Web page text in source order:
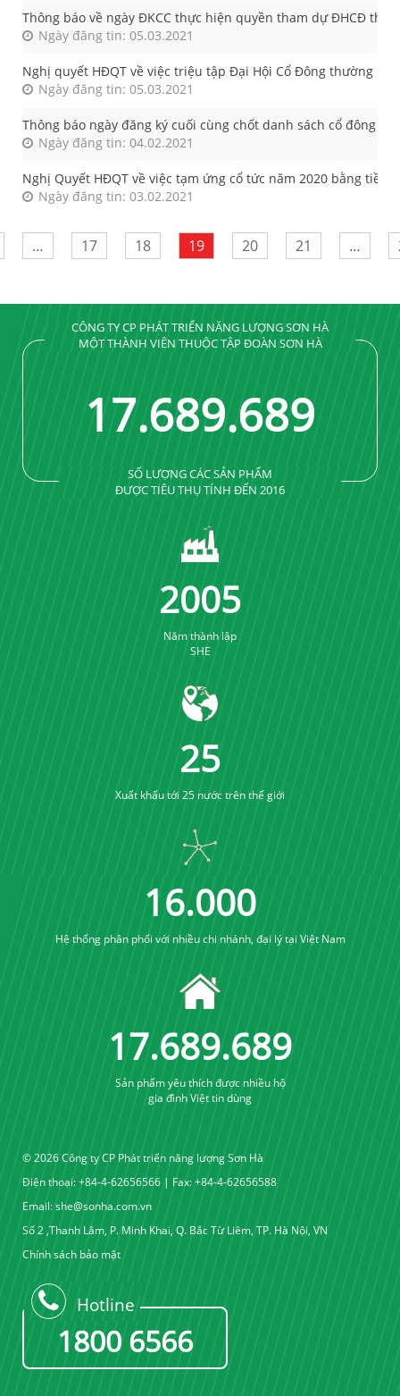
Thông báo về ngày ĐKCC thực hiện quyền tham dự ĐHCĐ
Ngày đăng tin: 05.03.2021
Nghị quyết HĐQT về việc triệu tập Đại Hội Cổ Đông thường
Ngày đăng tin: 05.03.2021
Thông báo ngày đăng ký cuối cùng chốt danh sách cổ đông
Ngày đăng tin: 04.02.2021
Nghị Quyết HĐQT về việc tạm ứng cổ tức năm 2020 bằng tiền
Ngày đăng tin: 03.02.2021
… 17 18 19 20 21 …
CÔNG TY CP PHÁT TRIỂN NĂNG LƯỢNG SƠN HÀ
MỘT THÀNH VIÊN THUỘC TẬP ĐOÀN SƠN HÀ
17.689.689
SỐ LƯỢNG CÁC SẢN PHẨM
ĐƯỢC TIÊU THỤ TÍNH ĐẾN 2016
2005
Năm thành lập
SHE
25
Xuất khẩu tới 25 nước trên thế giới
16.000
Hệ thống phân phối với nhiều chi nhánh, đại lý tại Việt Nam
17.689.689
Sản phẩm yêu thích được nhiều hộ
gia đình Việt tin dùng
© 2026 Công ty CP Phát triển năng lượng Sơn Hà
Điện thoại: +84-4-62656566 | Fax: +84-4-62656588
Email:she@sonha.com.vn
Số 2 ,Thanh Lâm, P. Minh Khai, Q. Bắc Từ Liêm, TP. Hà Nội, VN
Chính sách bảo mật
Hotline
1800 6566